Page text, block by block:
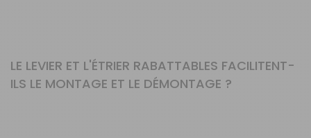
LE LEVIER ET L'ÉTRIER RABATTABLES FACILITENT-
ILS LE MONTAGE ET LE DÉMONTAGE ?